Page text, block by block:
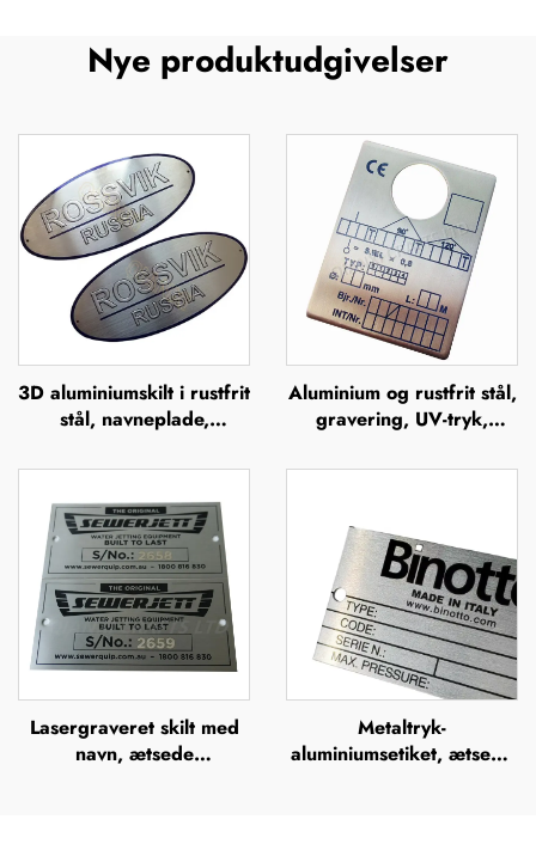
Nye produktudgivelser
3D aluminiumskilt i rustfrit
stål, navneplade,
metallogo, navneplader
Aluminium og rustfrit stål,
gravering, UV-tryk,
metalnavneplader,
metalplade
Lasergraveret skilt med
navn, ætsede
Metaltryk-
aluminiumsetiket, ætsede